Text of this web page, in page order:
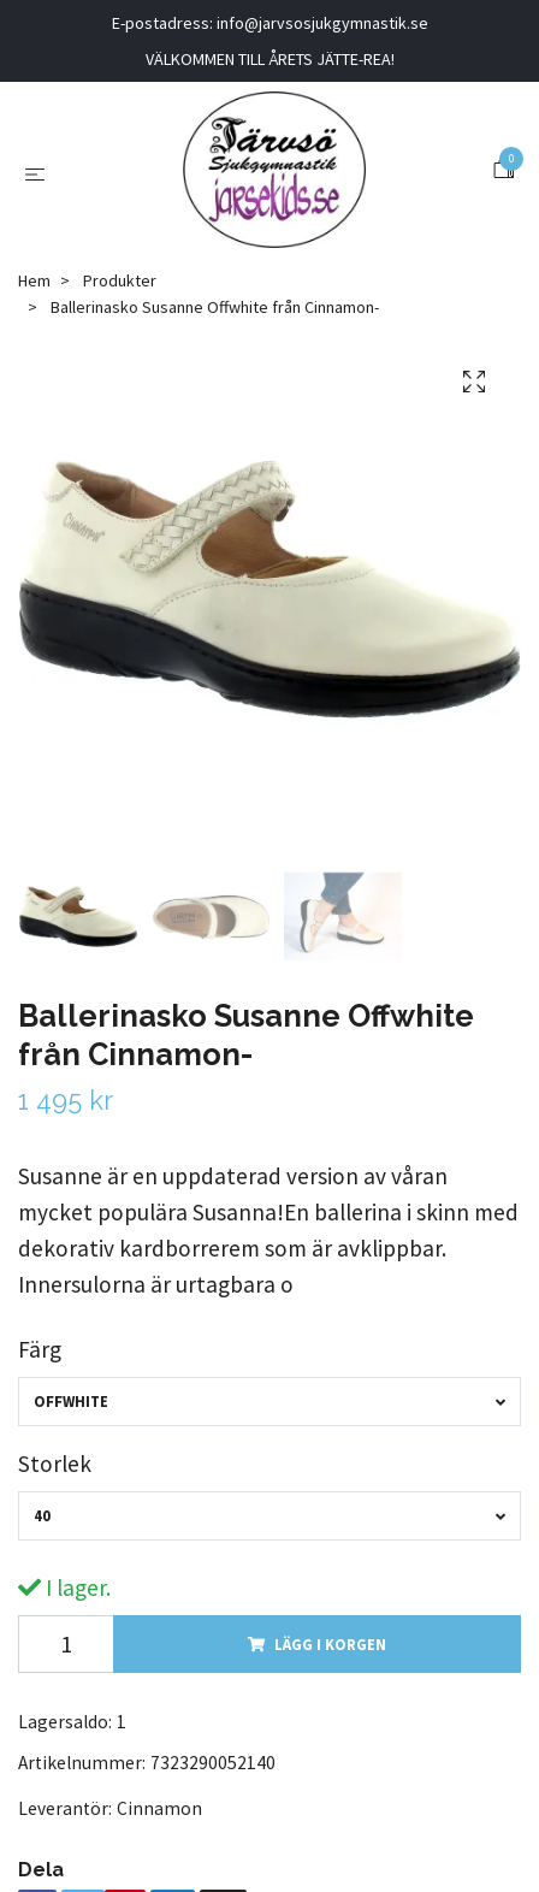
E-postadress: info@jarvsosjukgymnastik.se
VÄLKOMMEN TILL ÅRETS JÄTTE-REA!
0
Hem
Produkter
Ballerinasko Susanne Offwhite från Cinnamon-
Ballerinasko Susanne Offwhite
från Cinnamon-
1 495 kr
Susanne är en uppdaterad version av våran
mycket populära Susanna!En ballerina i skinn med
dekorativ kardborrerem som är avklippbar.
Innersulorna är urtagbara o
Färg
OFFWHITE
Storlek
40
I lager.
LÄGG I KORGEN
Lagersaldo: 1
Artikelnummer: 7323290052140
Leverantör: Cinnamon
Dela